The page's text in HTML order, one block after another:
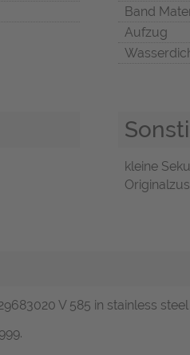
Band
Aufzug
kleine
V 585 in stainless